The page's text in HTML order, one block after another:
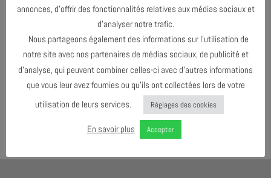
AGENDA AU FORMATI CAL
TÉLÉCHARGER LE PROGRAMME
annonces, d’offrir des fonctionnalités relatives aux médias sociaux et
d’analyser notre trafic.
Nous partageons également des informations sur l’utilisation de
notre site avec nos partenaires de médias sociaux, de publicité et
d’analyse, qui peuvent combiner celles-ci avec d’autres informations
que vous leur avez fournies ou qu’ils ont collectées lors de votre
utilisation de leurs services.
Réglages des cookies
En savoir plus Accepter